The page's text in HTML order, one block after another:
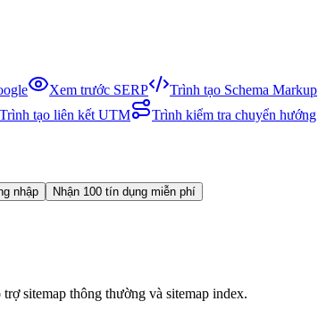
Xem trước SERP Trình tạo Schema Markup
Trình tạo liên kết UTM Trình kiểm tra chuyển hướng
nhập Nhận 100 tín dụng miễn phí
sitemap thông thường và sitemap index.